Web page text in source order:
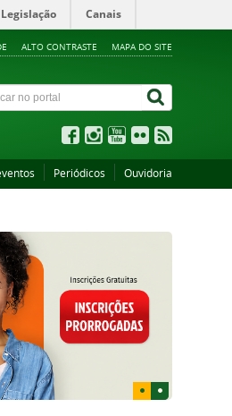
Legislação Canais
ALTO CONTRASTE MAPA DO SITE
Periódicos Ouvidoria